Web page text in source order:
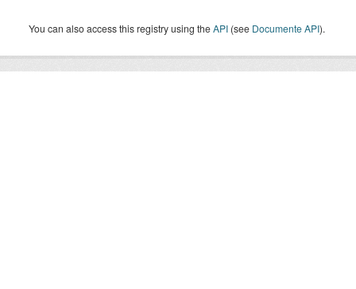
You can also access this registry using theAPI (see Documente API).